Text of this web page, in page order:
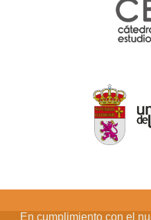
En cumplimiento con el